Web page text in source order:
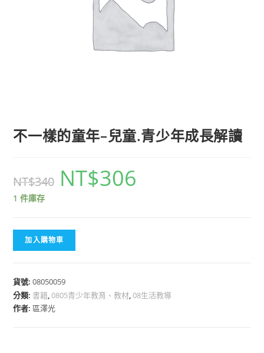
不一樣的童年–兒童.青少年成長解讀
NT$340 NT$306
1 件庫存
加入購物車
貨號:08050059
分類: 書籍,0805青少年教育、教材,08生活教導
作者:區澤光